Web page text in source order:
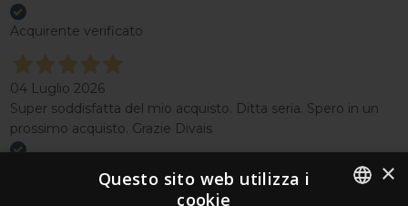
Acquirente verificato
04 Luglio 2026
Super soddisfatta del mio acquisto. Ditta seria. Spero in un
prossimo acquisto. Grazie Divais
×
Questo sito web utilizza i
cookie